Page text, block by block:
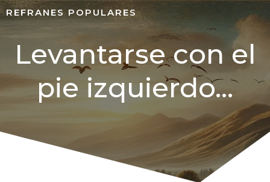
REFRANES POPULARES
Levantarse con el
pie izquierdo…